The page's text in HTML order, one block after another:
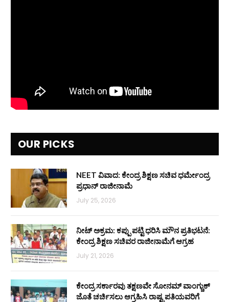
OUR PICKS
NEET ವಿವಾದ: ಕೇಂದ್ರ ಶಿಕ್ಷಣ ಸಚಿವ ಧರ್ಮೇಂದ್ರ
ಪ್ರಧಾನ್ ರಾಜೀನಾಮೆ
July 25, 2026
ನೀಟ್ ಅಕ್ರಮ: ಕಪ್ಪು ಪಟ್ಟಿ ಧರಿಸಿ ಮೌನ ಪ್ರತಿಭಟನೆ:
ಕೇಂದ್ರ ಶಿಕ್ಷಣ ಸಚಿವರ ರಾಜೀನಾಮೆಗೆ ಆಗ್ರಹ
July 21, 2026
ಕೇಂದ್ರ ಸರ್ಕಾರವು ತಕ್ಷಣವೇ ಸೋನಮ್ ವಾಂಗ್ಚುಕ್
ಜೊತೆ ಚರ್ಚಿಸಲು ಆಗ್ರಹಿಸಿ ರಾಷ್ಟ್ರಪತಿಯವರಿಗೆ